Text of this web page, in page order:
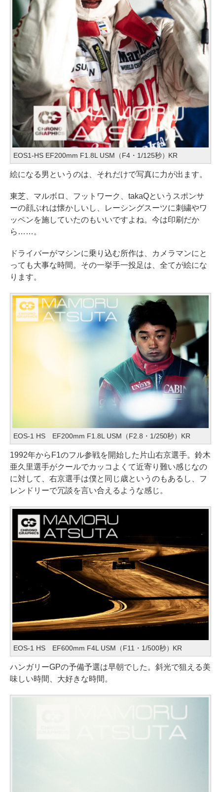
EOS1-HS EF200mm F1.8L USM（F4・1/125秒）KR
絵になる男というのは、それだけで写真に力が出ます。
東芝、マルボロ、フットワーク、takaQというスポンサ
ーの顔ぶれは懐かしいし、レーシングスーツに刺繍やワ
ッペンを施していたのもいいですよね。今は印刷だか
ら……。
ドライバーがマシンに乗り込む所作は、カメラマンにと
っても大事な時間。その一挙手一投足は、全てが絵にな
ります。
EOS-1 HS EF200mm F1.8L USM（F2.8・1/250秒）KR
1992年からF1のフル参戦を開始した片山右京選手。鈴木
亜久里選手がクールでカッコよくて近寄り難い感じなの
に対して、右京選手は僕と同じ歳というのもあるし、フ
レンドリーで冗談を言い合えるような感じ。
EOS-1 HS EF600mm F4L USM（F11・1/500秒）KR
ハンガリーGPの予備予選は早朝でした。斜光で狙える美
味しい時間、大好きな時間。